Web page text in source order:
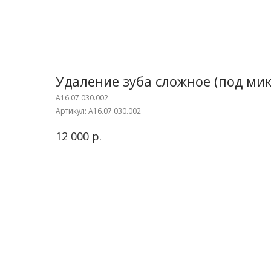
Удаление зуба сложное (под
A16.07.030.002
Артикул: A16.07.030.002
12 000 р.